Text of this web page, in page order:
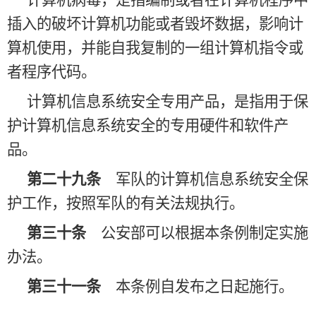
插入的破坏计算机功能或者毁坏数据，影响计
算机使用，并能自我复制的一组计算机指令或
者程序代码。
计算机信息系统安全专用产品，是指用于保
护计算机信息系统安全的专用硬件和软件产
品。
第二十九条 军队的计算机信息系统安全保
护工作，按照军队的有关法规执行。
第三十条 公安部可以根据本条例制定实施
办法。
第三十一条 本条例自发布之日起施行。